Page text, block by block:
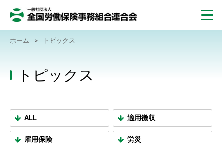
ホーム > トピックス
トピックス
ALL 適用徴収
雇用保険 労災